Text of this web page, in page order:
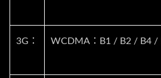
3G： WCDMA：B1 / B2 / B4 /